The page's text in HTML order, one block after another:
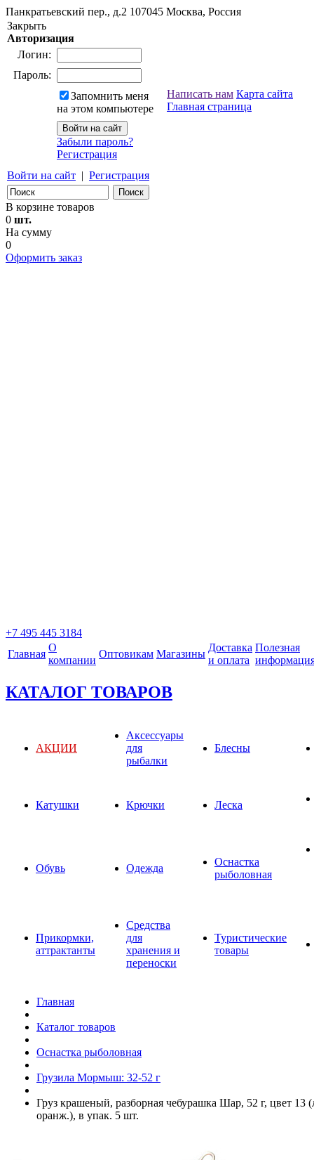
Панкратьевский пер., д.2 107045 Москва, Россия
Закрыть
Авторизация
Логин:
Пароль:
Запомнить меня
на этом компьютере
Забыли пароль?
Регистрация
Войти на сайт | Регистрация
Написать нам Карта сайта
Главная страница
В корзине товаров
0 шт.
На сумму
0
Оформить заказ
+7 495 445 3184
Главная
О
компании
Оптовикам Магазины
Доставка
и оплата
Полезная
КАТАЛОГ ТОВАРОВ
АКЦИИ
Аксессуары
для
рыбалки
Блесны
Катушки Крючки Леска
Обувь Одежда
Оснастка
рыболовная
Прикормки,
аттрактанты
Средства
для
хранения и
переноски
Туристические
товары
Главная
Каталог товаров
Оснастка рыболовная
Грузила Мормыш: 32-52 г
Груз крашеный, разборная чебурашка Шар, 52 г, цвет 13
оранж.), в упак. 5 шт.